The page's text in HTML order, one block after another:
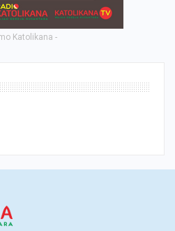
Katolikana -